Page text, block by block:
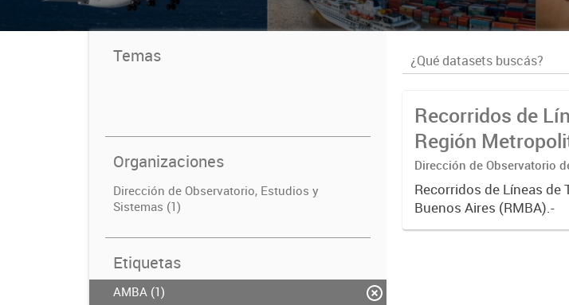
Temas
Organizaciones
Dirección de Observatorio, Estudios y
Sistemas (1)
Etiquetas
AMBA (1)
Recorridos de
Región
(RMBA)
Dirección de Observatorio
Recorridos de Líneas
Buenos Aires (RMBA).-